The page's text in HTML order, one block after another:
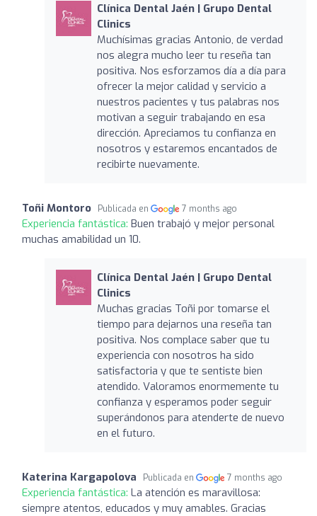
Clínica Dental Jaén | Grupo Dental
Clinics
Muchísimas gracias Antonio, de verdad
nos alegra mucho leer tu reseña tan
positiva. Nos esforzamos día a día para
ofrecer la mejor calidad y servicio a
nuestros pacientes y tus palabras nos
motivan a seguir trabajando en esa
dirección. Apreciamos tu confianza en
nosotros y estaremos encantados de
recibirte nuevamente.
Toñi Montoro Publicada en 7 months ago
Experiencia fantástica: Buen trabajó y mejor personal
muchas amabilidad un 10.
Clínica Dental Jaén | Grupo Dental
Clinics
Muchas gracias Toñi por tomarse el
tiempo para dejarnos una reseña tan
positiva. Nos complace saber que tu
experiencia con nosotros ha sido
satisfactoria y que te sentiste bien
atendido. Valoramos enormemente tu
confianza y esperamos poder seguir
superándonos para atenderte de nuevo
en el futuro.
Katerina Kargapolova Publicada en 7 months ago
Experiencia fantástica: La atención es maravillosa:
siempre atentos, educados y muy amables. Gracias